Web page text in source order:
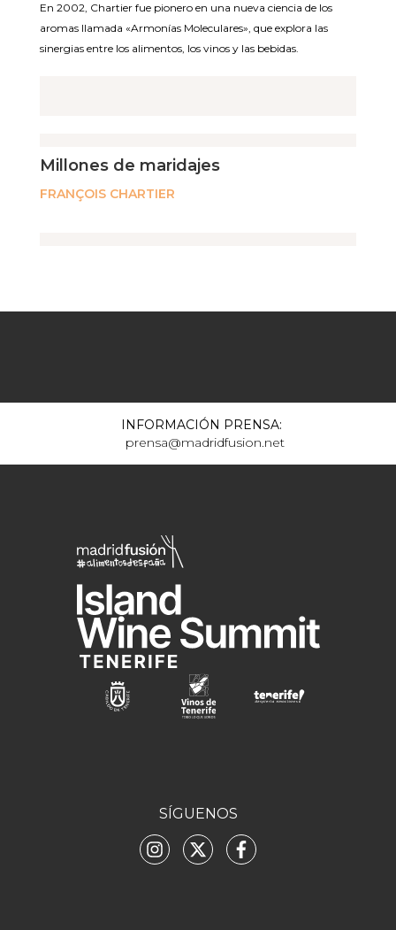
En 2002, Chartier fue pionero en una nueva ciencia de los
aromas llamada «Armonías Moleculares», que explora las
sinergias entre los alimentos, los vinos y las bebidas.
Millones de maridajes
FRANÇOIS CHARTIER
INFORMACIÓN PRENSA:
prensa@madridfusion.net
SÍGUENOS